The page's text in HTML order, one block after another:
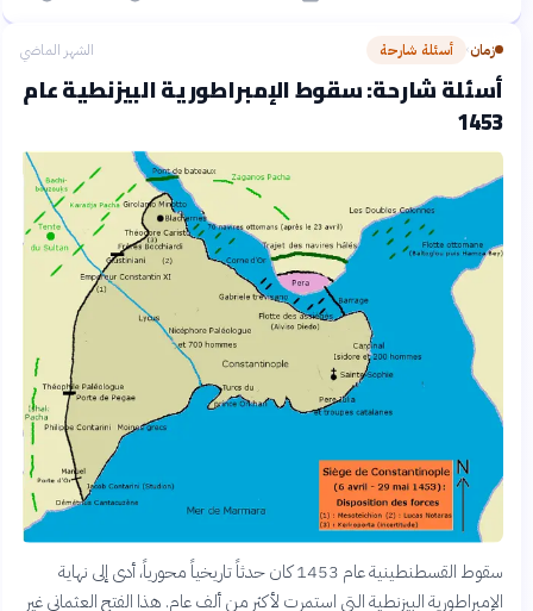
زمان› أسئلة شارحة الشهر الماضي
أسئلة شارحة: سقوط الإمبراطورية البيزنطية عام
1453
سقوط القسطنطينية عام 1453 كان حدثاً تاريخياً محورياً، أدى إلى نهاية
الإمبراطورية البيزنطية التي استمرت لأكثر من ألف عام. هذا الفتح العثماني غير